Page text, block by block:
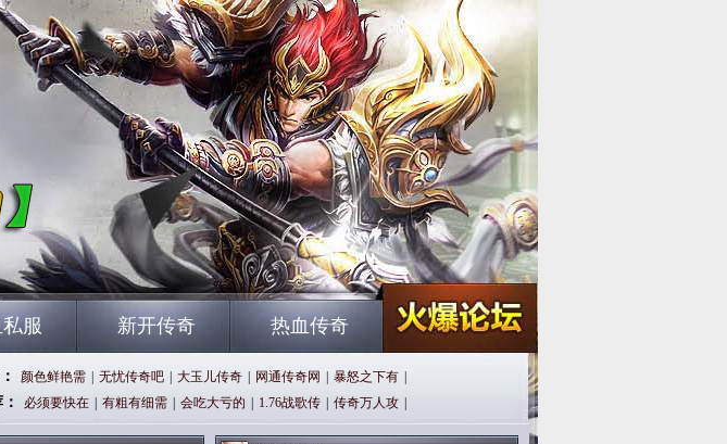
服 新开传奇 热血传奇
颜色鲜艳需 无忧传奇吧 大玉儿传奇 网通传奇网 暴怒之下有
必须要快在 有粗有细需 会吃大亏的 1.76战歌传 传奇万人攻